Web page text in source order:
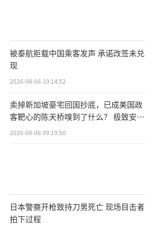
被泰航拒载中国乘客发声 承诺改签未兑
现
2026-08-06 10:14:52
卖掉新加坡豪宅回国抄底，已成美国政
客靶心的陈天桥嗅到了什么？ 极致安全
的追寻
2026-08-06 09:19:50
日本警察开枪致持刀男死亡 现场目击者
拍下过程